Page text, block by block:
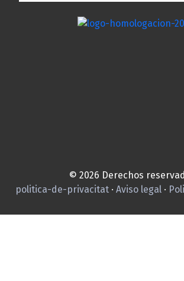
© 2026 Derechos
politica-de-privacitat · Aviso legal ·